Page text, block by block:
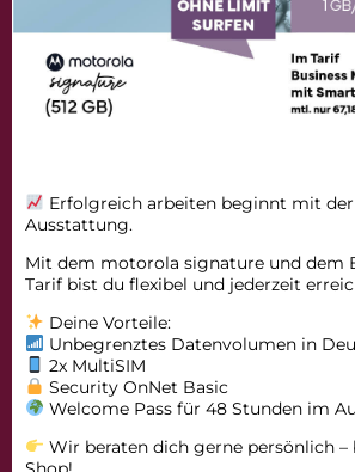
Erfolgreich arbeiten beginnt mit
Ausstattung.
Mit dem motorola signature und dem
Tarif bist du flexibel und jederzeit
Deine Vorteile:
Unbegrenztes Datenvolumen in
2x MultiSIM
Security OnNet Basic
Welcome Pass für 48 Stunden im
Wir beraten dich gerne persönlich –